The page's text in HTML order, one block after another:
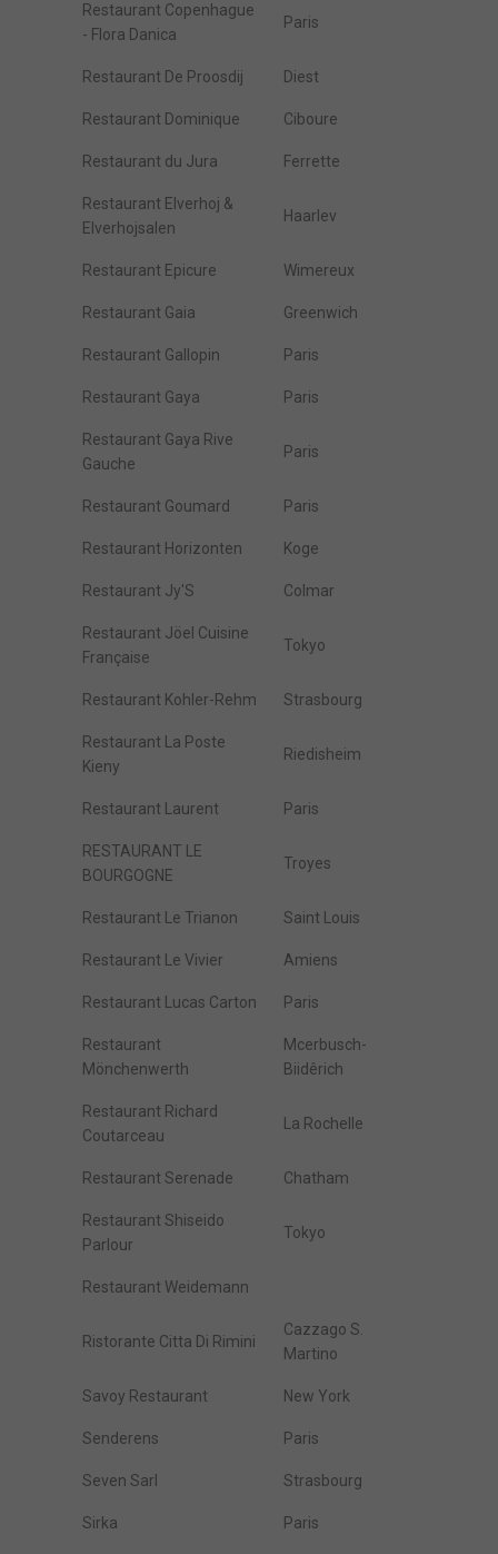
Restaurant Copenhague
- Flora Danica
Paris
Restaurant De Proosdij Diest
Restaurant Dominique Ciboure
Restaurant du Jura Ferrette
Restaurant Elverhoj &
Elverhojsalen
Haarlev
Restaurant Epicure Wimereux
Restaurant Gaia Greenwich
Restaurant Gallopin Paris
Restaurant Gaya Paris
Restaurant Gaya Rive
Gauche
Paris
Restaurant Goumard Paris
Restaurant Horizonten Koge
Restaurant Jy'S Colmar
Restaurant Jöel Cuisine
Française
Tokyo
Restaurant Kohler-Rehm Strasbourg
Restaurant La Poste
Kieny
Riedisheim
Restaurant Laurent Paris
RESTAURANT LE
BOURGOGNE
Troyes
Restaurant Le Trianon Saint Louis
Restaurant Le Vivier Amiens
Restaurant Lucas Carton Paris
Restaurant
Mönchenwerth
Mcerbusch-
Biidêrich
Restaurant Richard
Coutarceau
La Rochelle
Restaurant Serenade Chatham
Restaurant Shiseido
Parlour
Tokyo
Restaurant Weidemann
Ristorante Citta Di Rimini
Cazzago S.
Martino
Savoy Restaurant New York
Senderens Paris
Seven Sarl Strasbourg
Sirka Paris